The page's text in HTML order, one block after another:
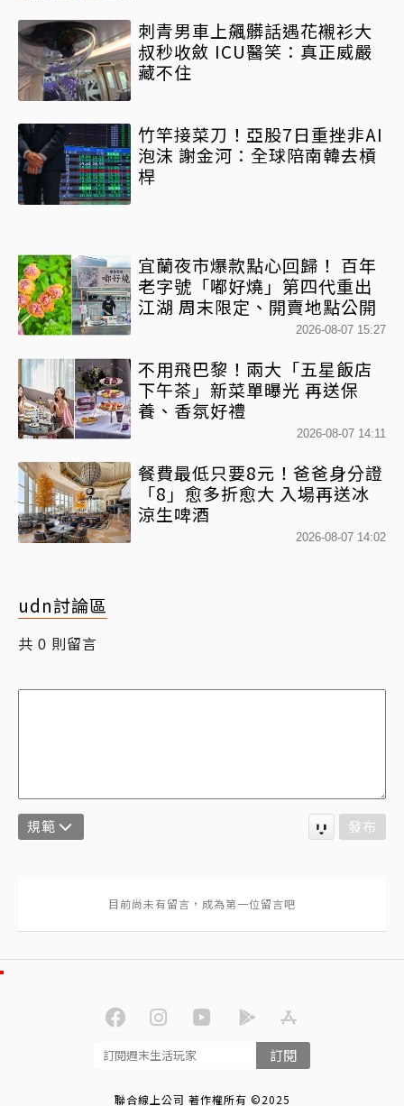
刺青男車上飆髒話遇花襯衫大
叔秒收斂 ICU醫笑：真正威嚴
藏不住
竹竿接菜刀！亞股7日重挫非AI
泡沫 謝金河：全球陪南韓去槓
桿
宜蘭夜市爆款點心回歸！ 百年
老字號「嘟好燒」第四代重出
江湖 周末限定、開賣地點公開
2026-08-07 15:27
不用飛巴黎！兩大「五星飯店
下午茶」新菜單曝光 再送保
養、香氛好禮
2026-08-07 14:11
餐費最低只要8元！爸爸身分證
「8」愈多折愈大 入場再送冰
涼生啤酒
2026-08-07 14:02
udn討論區
共 0 則留言
規範 發布
訂閱
聯合線上公司 著作權所有 ©2025